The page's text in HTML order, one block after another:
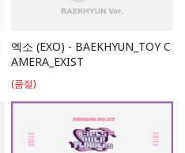
엑소 (EXO) - BAEKHYUN_TOY C
AMERA_EXIST
(품절)